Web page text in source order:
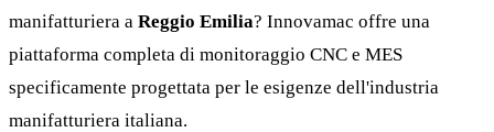
manifatturiera a Reggio Emilia? Innovamac offre una
piattaforma completa di monitoraggio CNC e MES
specificamente progettata per le esigenze dell'industria
manifatturiera italiana.